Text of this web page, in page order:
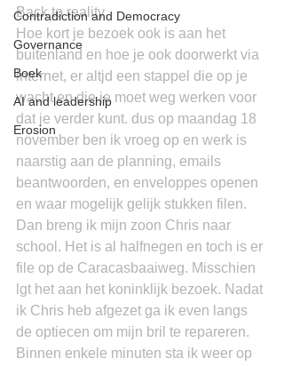
Contradiction and Democracy
Governance
Boek
AI and leadership
Erosion
Back to reality
Hoe kort je bezoek ook is aan het
buitenland en hoe je ook doorwerkt via
internet, er altjd een stappel die op je
wacht en die je moet weg werken voor
dat je verder kunt. dus op maandag 18
november ben ik vroeg op en werk is
naarstig aan de planning, emails
beantwoorden, en enveloppes openen
en waar mogelijk gelijk stukken filen.
Dan breng ik mijn zoon Chris naar
school. Het is al halfnegen en toch is er
file op de Caracasbaaiweg. Misschien
lgt het aan het koninklijk bezoek. Nadat
ik Chris heb afgezet ga ik even langs
de optiecen om mijn bril te repareren.
Binnen enkele minuten sta ik weer op